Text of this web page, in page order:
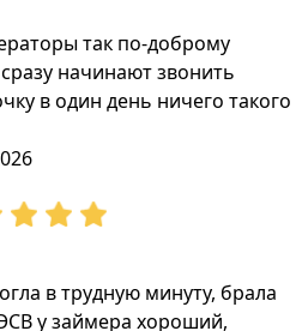
так по-доброму
начинают звонить
в один день ничего такого
в трудную минуту, брала
у займера хороший,